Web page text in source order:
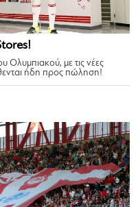
Ολυμπιακού, με τις νέες
ήδη προς πώληση!